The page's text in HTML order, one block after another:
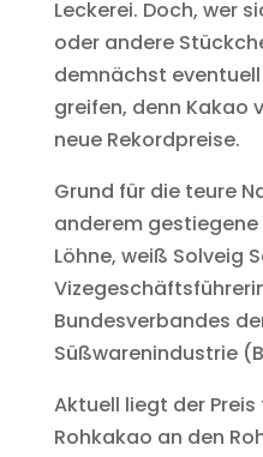
Leckerei. Doch, wer
oder andere
demnächst
greifen, denn Kakao
neue Rekordpreise.
Grund für die teure
anderem
Löhne, weiß Solveig
Bundesverbandes
Süßwarenindustrie
Aktuell liegt der Preis
Rohkakao an den